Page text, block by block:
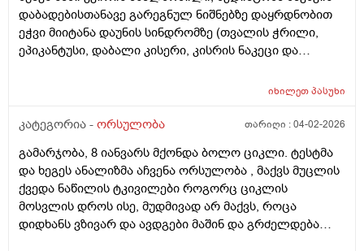
დაბადებისთანავე გარეგნულ ნიშნებზე დაყრდნობით
ეჭვი მიიტანა დაუნის სინდრომზე (თვალის ჭრილი,
ეპიკანტუსი, დაბალი კისერი, კისრის ნაკეცი და
აღმოაჩნდა გულის მანკი, ასევე სმენის პრობლემა და
მირჩიოთ ჯერ გენეტიკოსის კონსულტაცია მჭირდება
იხილეთპასუხი
კატეგორია - ორსულობა თარიღი :04-02-2026
გამარჯობა, 8 იანვარს მქონდა ბოლო ციკლი. ტესტმა
და ხეგეს ანალიზმა აჩვენა ორსულობა , მაქვს მუცლის
ქვედა ნაწილის ტკივილები როგორც ციკლის
მოსვლის დროს ისე, მუდმივად არ მაქვს, როცა
დიდხანს ვზივარ და ავდგები მაშინ და გრძელდება